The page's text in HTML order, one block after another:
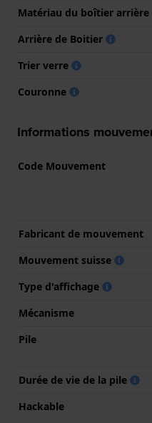
Matériau du boîtier arrière
Arrière de Boitier
Trier verre
Couronne
Informations
Code Mouvement
Fabricant de mouvement
Mouvement suisse
Type d'affichage
Mécanisme
Pile
Durée de vie de la pile
Hackable